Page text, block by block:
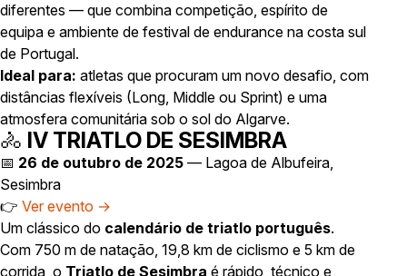
diferentes — que combina competição, espírito de
equipa e ambiente de festival de endurance na costa sul
de Portugal.
Ideal para: atletas que procuram um novo desafio, com
distâncias flexíveis (Long, Middle ou Sprint) e uma
atmosfera comunitária sob o sol do Algarve.
🚴 IV TRIATLO DE SESIMBRA
📅 26 de outubro de 2025 — Lagoa de Albufeira,
Sesimbra
👉 Ver evento →
Um clássico do calendário de triatlo português.
Com 750 m de natação, 19,8 km de ciclismo e 5 km de
corrida, o Triatlo de Sesimbra é rápido, técnico e